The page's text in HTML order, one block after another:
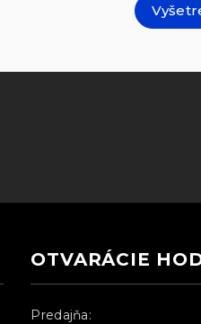
OTVARÁCIE
Predajňa: